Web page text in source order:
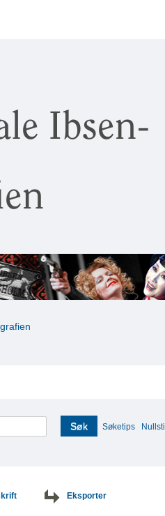
Ibsen-
Søk Søketips Nullstill
Eksporter